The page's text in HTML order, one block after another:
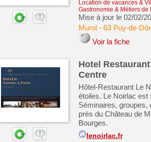
Location de vacances &
Gastronomie & Métiers de
Mise à jour le 02/02/
Murol- 63 Puy-de-
Voir la fiche
Hotel
Centre
Hôtel-Restaurant Le
étoiles. Le Noirlac est
Séminaires, groupes,
près du Château de
Bourges.
lenoirlac.fr